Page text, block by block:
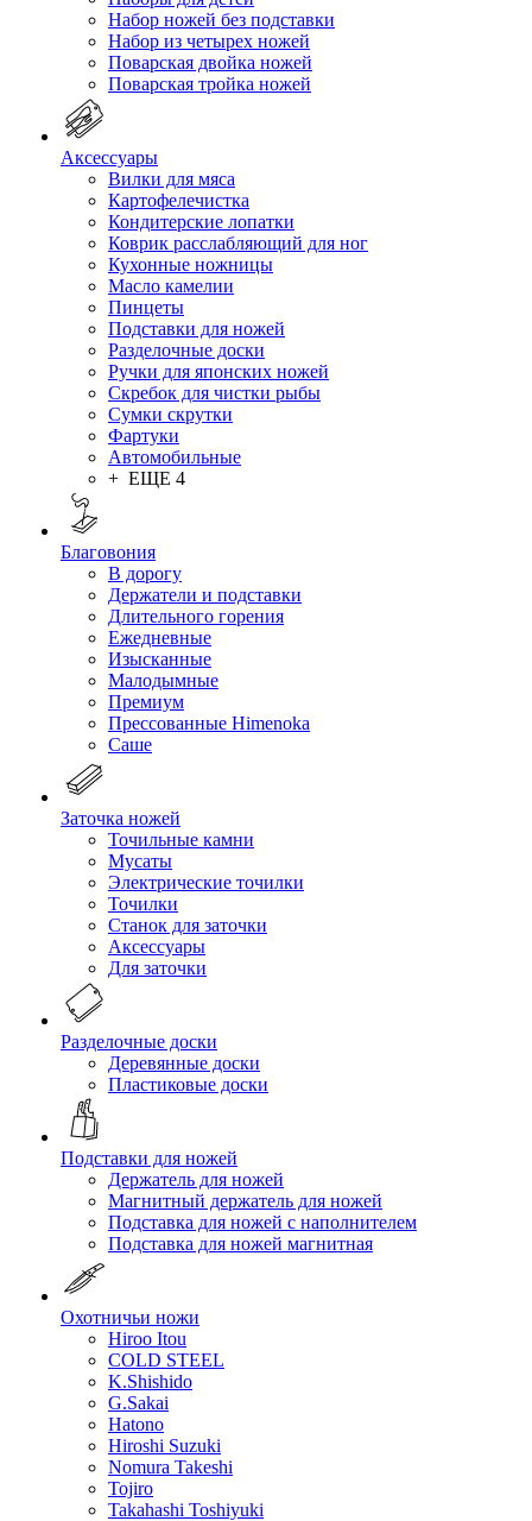
Набор ножей без подставки
Набор из четырех ножей
Поварская двойка ножей
Поварская тройка ножей
Аксессуары
Вилки для мяса
Картофелечистка
Кондитерские лопатки
Коврик расслабляющий для ног
Кухонные ножницы
Масло камелии
Пинцеты
Подставки для ножей
Разделочные доски
Ручки для японских ножей
Скребок для чистки рыбы
Сумки скрутки
Фартуки
Автомобильные
+ ЕЩЕ 4
Благовония
В дорогу
Держатели и подставки
Длительного горения
Ежедневные
Изысканные
Малодымные
Премиум
Прессованные Himenoka
Саше
Заточка ножей
Точильные камни
Мусаты
Электрические точилки
Точилки
Станок для заточки
Аксессуары
Для заточки
Разделочные доски
Деревянные доски
Пластиковые доски
Подставки для ножей
Держатель для ножей
Магнитный держатель для ножей
Подставка для ножей с наполнителем
Подставка для ножей магнитная
Охотничьи ножи
Hiroo Itou
COLD STEEL
K.Shishido
G.Sakai
Hatono
Hiroshi Suzuki
Nomura Takeshi
Tojiro
Takahashi Toshiyuki